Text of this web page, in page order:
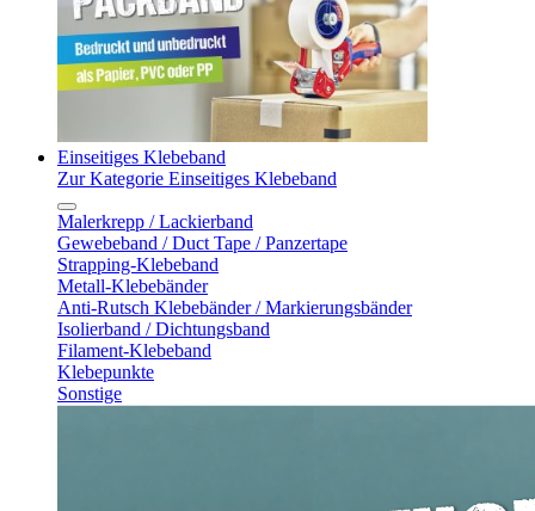
Einseitiges Klebeband
Zur Kategorie Einseitiges Klebeband
Malerkrepp / Lackierband
Gewebeband / Duct Tape / Panzertape
Strapping-Klebeband
Metall-Klebebänder
Anti-Rutsch Klebebänder / Markierungsbänder
Isolierband / Dichtungsband
Filament-Klebeband
Klebepunkte
Sonstige